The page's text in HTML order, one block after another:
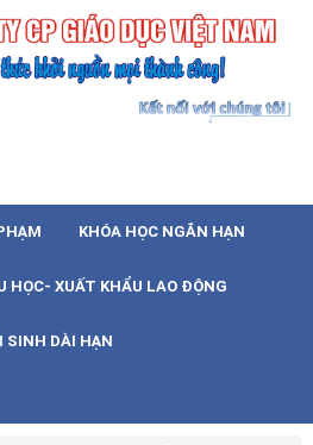
KHÓA HỌC NGẮN HẠN
HỌC- XUẤT KHẨU LAO ĐỘNG
SINH DÀI HẠN